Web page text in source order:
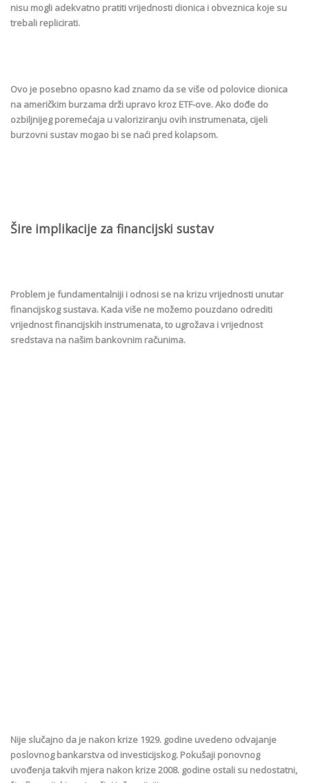
nisu mogli adekvatno pratiti vrijednosti dionica i obveznica koje su
trebali replicirati.
Ovo je posebno opasno kad znamo da se više od polovice dionica
na američkim burzama drži upravo kroz ETF-ove. Ako dođe do
ozbiljnijeg poremećaja u valoriziranju ovih instrumenata, cijeli
burzovni sustav mogao bi se naći pred kolapsom.
Šire implikacije za financijski sustav
Problem je fundamentalniji i odnosi se na krizu vrijednosti unutar
financijskog sustava. Kada više ne možemo pouzdano odrediti
vrijednost financijskih instrumenata, to ugrožava i vrijednost
sredstava na našim bankovnim računima.
Nije slučajno da je nakon krize 1929. godine uvedeno odvajanje
poslovnog bankarstva od investicijskog. Pokušaji ponovnog
uvođenja takvih mjera nakon krize 2008. godine ostali su nedostatni,